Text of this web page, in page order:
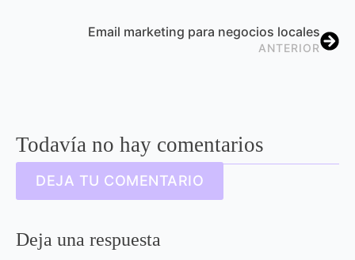
Email marketing para negocios locales
ANTERIOR
Todavía no hay comentarios
DEJA TU COMENTARIO
Deja una respuesta